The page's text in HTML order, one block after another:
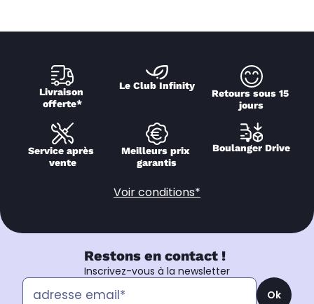
Livraison
offerte*
Le Club Infinity
Retours sous 15
jours
Service après
vente
Meilleurs prix
garantis
Boulanger Drive
Voir conditions*
Restons en contact !
Inscrivez-vous à la newsletter
Ok